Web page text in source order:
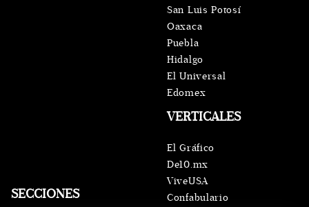
SECCIONES
VERTICALES
El Gráfico
De10.mx
ViveUSA
Confabulario
San Luis Potosí
Oaxaca
Puebla
Hidalgo
El Universal
Edomex